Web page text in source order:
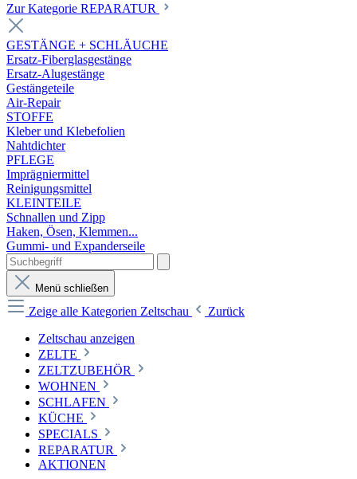
Zur Kategorie REPARATUR
GESTÄNGE + SCHLÄUCHE
Ersatz-Fiberglasgestänge
Ersatz-Alugestänge
Gestängeteile
Air-Repair
STOFFE
Kleber und Klebefolien
Nahtdichter
PFLEGE
Imprägniermittel
Reinigungsmittel
KLEINTEILE
Schnallen und Zipp
Haken, Ösen, Klemmen...
Gummi- und Expanderseile
Menü schließen
Zeige alle Kategorien Zeltschau
Zurück
Zeltschau anzeigen
ZELTE
ZELTZUBEHÖR
WOHNEN
SCHLAFEN
KÜCHE
SPECIALS
REPARATUR
AKTIONEN